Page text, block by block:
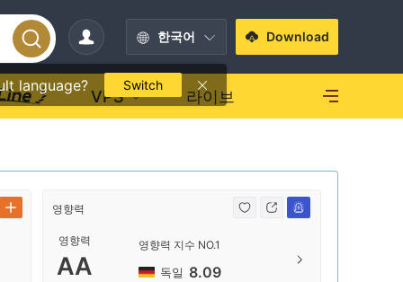
한국어
language? Switch
Download
VPS 라이브
영향력
영향력
AA
영향력 지수 NO.1
독일 8.09